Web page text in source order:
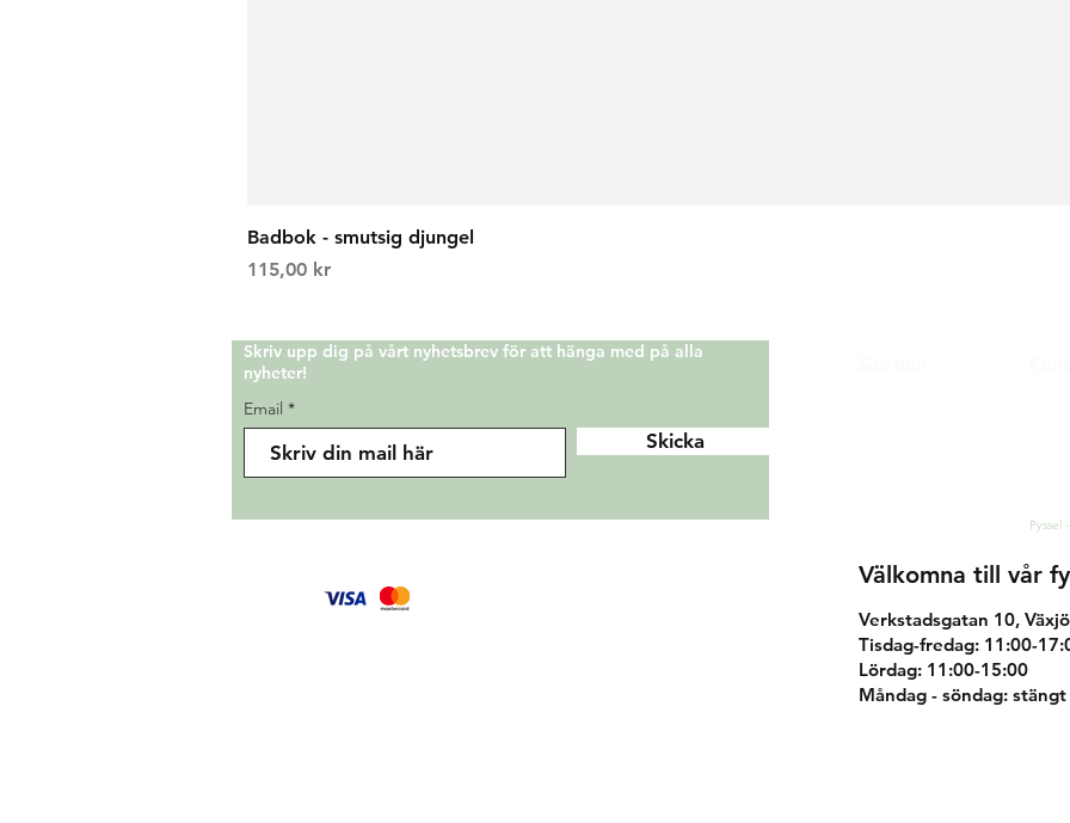
Badbok - smutsig djungel
Price
115,00 kr
Skriv upp dig på vårt nyhetsbrev för att hänga med på alla
nyheter!
Email
Skicka
Pyssel
Välkomna till vår
Verkstadsgatan 10, Växjö
Tisdag-fredag: 11:00-
Lördag: 11:00-15:00
Måndag - söndag: stängt